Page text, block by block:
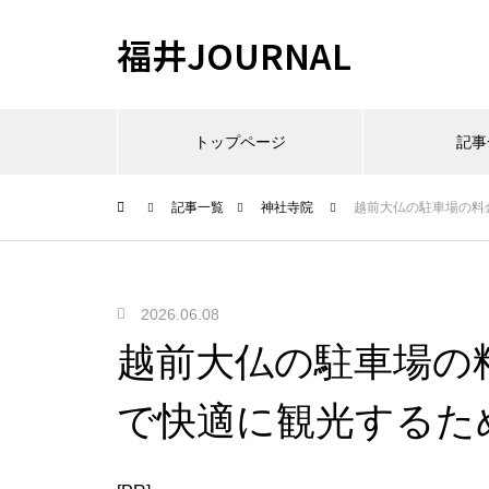
福井JOURNAL
トップページ 記
記事一覧 神社寺院 越前大仏の駐車場の
2026.06.08
越前大仏の駐車場
で快適に観光するた